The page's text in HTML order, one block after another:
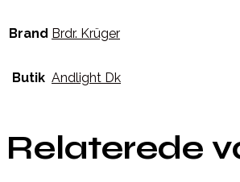
Brand Brdr. Krüger
Butik Andlight Dk
Relaterede